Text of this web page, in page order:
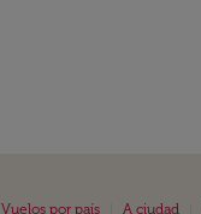
Vuelos por país A ciudad